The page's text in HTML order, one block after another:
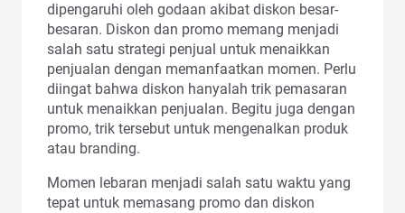
dipengaruhi oleh godaan akibat diskon besar-
besaran. Diskon dan promo memang menjadi
salah satu strategi penjual untuk menaikkan
penjualan dengan memanfaatkan momen. Perlu
diingat bahwa diskon hanyalah trik pemasaran
untuk menaikkan penjualan. Begitu juga dengan
promo, trik tersebut untuk mengenalkan produk
atau branding.
Momen lebaran menjadi salah satu waktu yang
tepat untuk memasang promo dan diskon